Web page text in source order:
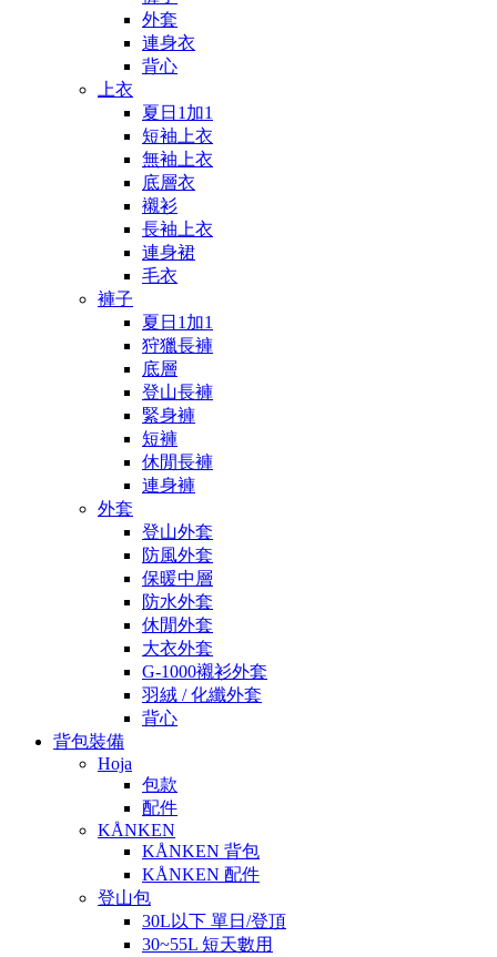
外套
連身衣
背心
上衣
夏日1加1
短袖上衣
無袖上衣
底層衣
襯衫
長袖上衣
連身裙
毛衣
褲子
夏日1加1
狩獵長褲
底層
登山長褲
緊身褲
短褲
休閒長褲
連身褲
外套
登山外套
防風外套
保暖中層
防水外套
休閒外套
大衣外套
G-1000襯衫外套
羽絨 / 化纖外套
背心
背包裝備
Hoja
包款
配件
KÅNKEN
KÅNKEN 背包
KÅNKEN 配件
登山包
30L以下 單日/登頂
30~55L 短天數用